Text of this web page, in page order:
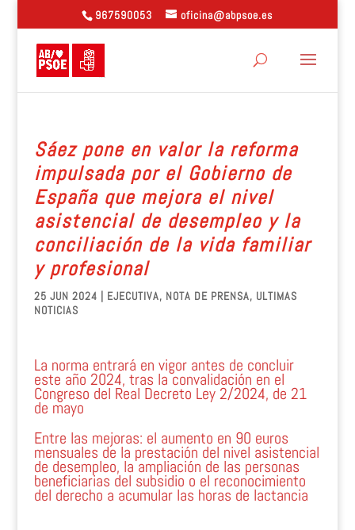
967590053 oficina@abpsoe.es
Sáez pone en valor la reforma
impulsada por el Gobierno de
España que mejora el nivel
asistencial de desempleo y la
conciliación de la vida familiar
y profesional
25 JUN 2024 | EJECUTIVA, NOTA DE PRENSA, ULTIMAS
NOTICIAS
La norma entrará en vigor antes de concluir
este año 2024, tras la convalidación en el
Congreso del Real Decreto Ley 2/2024, de 21
de mayo
Entre las mejoras: el aumento en 90 euros
mensuales de la prestación del nivel asistencial
de desempleo, la ampliación de las personas
beneficiarias del subsidio o el reconocimiento
del derecho a acumular las horas de lactancia